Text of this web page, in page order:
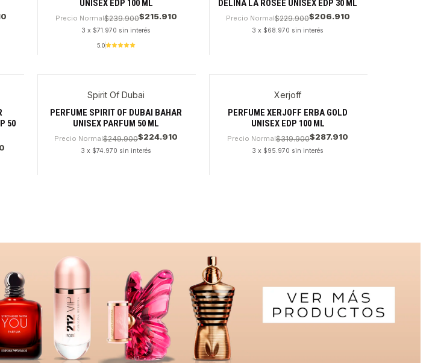
UNISEX EDP 100 ML
Precio Normal$239.900$215.910
3 x $71.970 sin interés
5.0
DELINA LA ROSEE UNISEX EDP 30 ML
Precio Normal$229.900$206.910
3 x $68.970 sin interés
50
Spirit Of Dubai
PERFUME SPIRIT OF DUBAI BAHAR
UNISEX PARFUM 50 ML
Precio Normal$249.900$224.910
3 x $74.970 sin interés
Xerjoff
PERFUME XERJOFF ERBA GOLD
UNISEX EDP 100 ML
Precio Normal$319.900$287.910
3 x $95.970 sin interés